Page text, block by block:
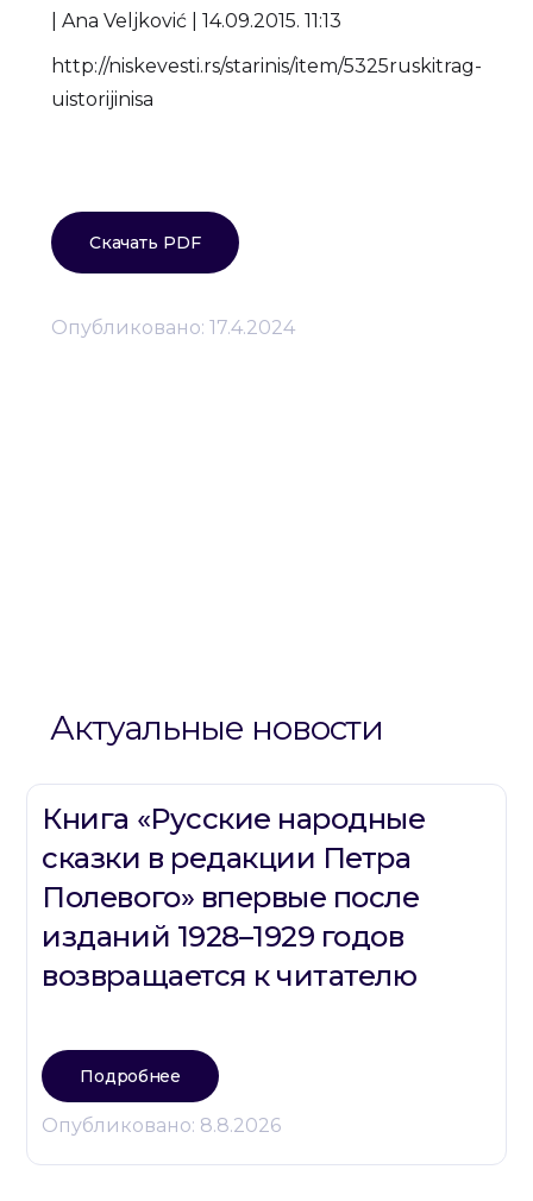
| Ana Veljković | 14.09.2015. 11:13
http://niskevesti.rs/stari­nis/item/5325­ruski­trag­
u­istoriji­nisa
Скачать PDF
Опубликовано: 17.4.2024
Актуальные новости
Книга «Русские народные
сказки в редакции Петра
Полевого» впервые после
изданий 1928–1929 годов
возвращается к читателю
Подробнее
Опубликовано: 8.8.2026